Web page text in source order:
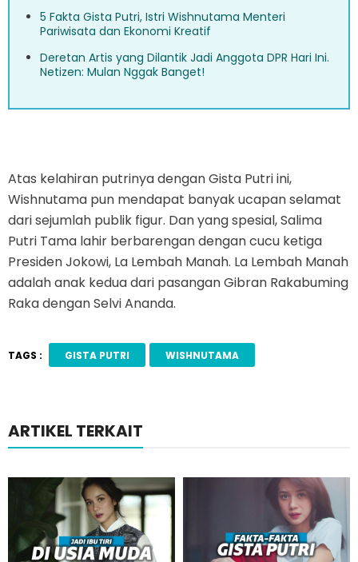
5 Fakta Gista Putri, Istri Wishnutama Menteri
Pariwisata dan Ekonomi Kreatif
Deretan Artis yang Dilantik Jadi Anggota DPR Hari Ini.
Netizen: Mulan Nggak Banget!
Atas kelahiran putrinya dengan Gista Putri ini,
Wishnutama pun mendapat banyak ucapan selamat
dari sejumlah publik figur. Dan yang spesial, Salima
Putri Tama lahir berbarengan dengan cucu ketiga
Presiden Jokowi, La Lembah Manah. La Lembah Manah
adalah anak kedua dari pasangan Gibran Rakabuming
Raka dengan Selvi Ananda.
TAGS : GISTA PUTRI WISHNUTAMA
ARTIKEL TERKAIT